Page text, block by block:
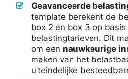
Geavanceerde
template berekent de
box 2 en box 3 op
belastingtarieven. Dit
om een nauwkeurige
maken van het
uiteindelijke